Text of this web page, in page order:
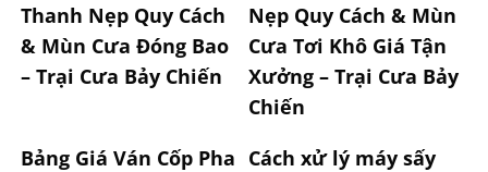
Thanh Nẹp Quy Cách
& Mùn Cưa Đóng Bao
– Trại Cưa Bảy Chiến
Nẹp Quy Cách & Mùn
Cưa Tơi Khô Giá Tận
Xưởng – Trại Cưa Bảy
Chiến
Bảng Giá Ván Cốp Pha Cách xử lý máy sấy